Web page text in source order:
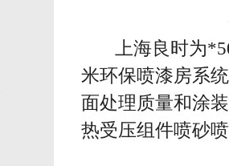
上海良时为
米环保喷漆房系
面处理质量和涂
热受压组件喷砂